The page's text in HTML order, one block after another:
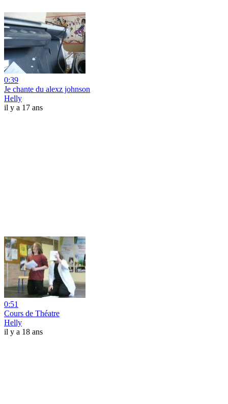
0:39
Je chante du alexz johnson
Helly
il y a 17 ans
0:51
Cours de Théatre
Helly
il y a 18 ans